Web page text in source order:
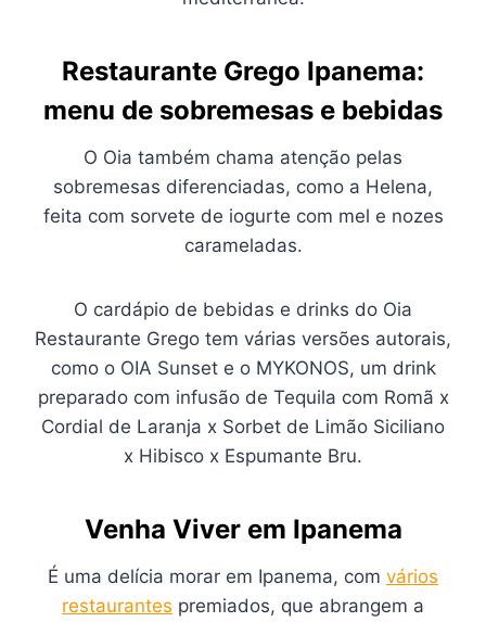
Restaurante Grego Ipanema:
menu de sobremesas e bebidas
O Oia também chama atenção pelas
sobremesas diferenciadas, como a Helena,
feita com sorvete de iogurte com mel e nozes
carameladas.
O cardápio de bebidas e drinks do Oia
Restaurante Grego tem várias versões autorais,
como o OIA Sunset e o MYKONOS, um drink
preparado com infusão de Tequila com Romã x
Cordial de Laranja x Sorbet de Limão Siciliano
x Hibisco x Espumante Bru.
Venha Viver em Ipanema
É uma delícia morar em Ipanema, com vários
restaurantes premiados, que abrangem a